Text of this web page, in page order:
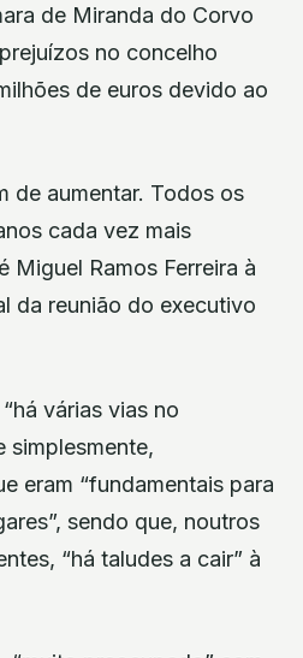
de Miranda do Corvo
no concelho
de euros devido ao
de aumentar. Todos os
cada vez mais
Miguel Ramos Ferreira à
da reunião do executivo
várias vias no
simplesmente,
eram “fundamentais para
sendo que, noutros
“há taludes a cair” à